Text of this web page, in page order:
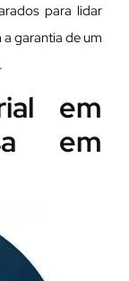
para lidar
garantia de um
em
em